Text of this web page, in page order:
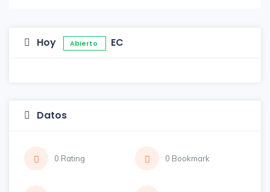
Hoy Abierto EC
Datos
0 Rating 0 Bookmark